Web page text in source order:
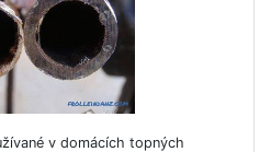
v domácích topných